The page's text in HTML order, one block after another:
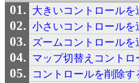
大きいコントロールを
小さいコントロールを
ズームコントロールを
マップ切替えコントロ
コントロールを削除す